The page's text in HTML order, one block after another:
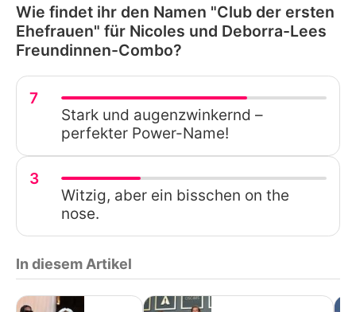
Wie findet ihr den Namen "Club der ersten
Ehefrauen" für Nicoles und Deborra-Lees
Freundinnen-Combo?
7
Stark und augenzwinkernd –
perfekter Power-Name!
3
Witzig, aber ein bisschen on the
nose.
In diesem Artikel